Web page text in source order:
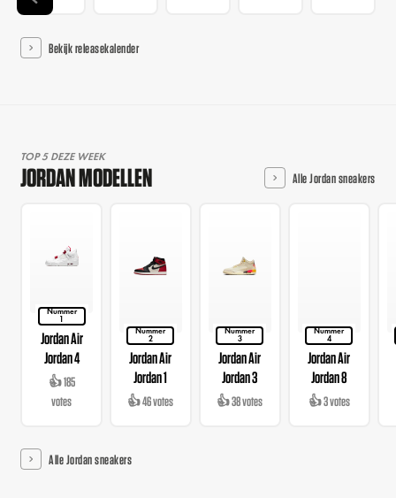
Bekijk releasekalender
TOP 5 DEZE WEEK
JORDAN MODELLEN Alle Jordan sneakers
Nummer
1
Jordan Air
Jordan 4
👍 185
votes
Nummer
2
Jordan Air
Jordan 1
👍 46 votes
Nummer
3
Jordan Air
Jordan 3
👍 38 votes
Nummer
4
Jordan Air
Jordan 8
👍 3 votes
Alle Jordan sneakers